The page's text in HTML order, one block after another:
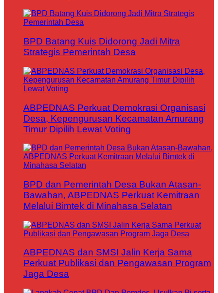
BPD Batang Kuis Didorong Jadi Mitra
Strategis Pemerintah Desa
ABPEDNAS Perkuat Demokrasi Organisasi
Desa, Kepengurusan Kecamatan Amurang
Timur Dipilih Lewat Voting
BPD dan Pemerintah Desa Bukan Atasan-
Bawahan, ABPEDNAS Perkuat Kemitraan
Melalui Bimtek di Minahasa Selatan
ABPEDNAS dan SMSI Jalin Kerja Sama
Perkuat Publikasi dan Pengawasan Program
Jaga Desa